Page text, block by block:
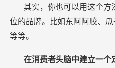
其实，你也可以用这个方
位的品牌。比如东阿阿胶、
等等。
在消费者头脑中建立一个